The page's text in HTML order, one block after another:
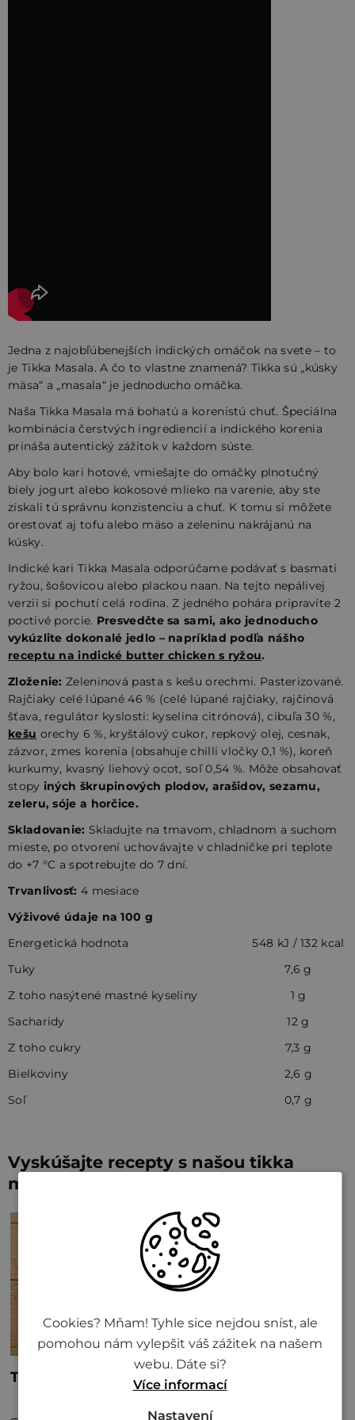
Jedna z najobľúbenejších indických omáčok na svete – to
je Tikka Masala. A čo to vlastne znamená? Tikka sú „kúsky
mäsa“ a „masala“ je jednoducho omáčka.
Naša Tikka Masala má bohatú a korenistú chuť. Špeciálna
kombinácia čerstvých ingrediencií a indického korenia
prináša autentický zážitok v každom súste.
Aby bolo kari hotové, vmiešajte do omáčky plnotučný
biely jogurt alebo kokosové mlieko na varenie, aby ste
získali tú správnu konzistenciu a chuť. K tomu si môžete
orestovať aj tofu alebo mäso a zeleninu nakrájanú na
kúsky.
Indické kari Tikka Masala odporúčame podávať s basmati
ryžou, šošovicou alebo plackou naan. Na tejto nepálivej
verzii si pochutí celá rodina. Z jedného pohára pripravíte 2
poctivé porcie. Presvedčte sa sami, ako jednoducho
vykúzlite dokonalé jedlo – napríklad podľa nášho
receptu na indické butter chicken s ryžou.
Zloženie: Zeleninová pasta s kešu orechmi. Pasterizované.
Rajčiaky celé lúpané 46 % (celé lúpané rajčiaky, rajčinová
šťava, regulátor kyslosti: kyselina citrónová), cibuľa 30 %,
kešu orechy 6 %, kryštálový cukor, repkový olej, cesnak,
zázvor, zmes korenia (obsahuje chilli vločky 0,1 %), koreň
kurkumy, kvasný liehový ocot, soľ 0,54 %. Môže obsahovať
stopy iných škrupinových plodov, arašidov, sezamu,
zeleru, sóje a horčice.
Skladovanie: Skladujte na tmavom, chladnom a suchom
mieste, po otvorení uchovávajte v chladničke pri teplote
do +7 °C a spotrebujte do 7 dní.
Trvanlivosť: 4 mesiace
Výživové údaje na 100 g
Energetická hodnota
548 kJ / 132 kcal
Tuky
7,6 g
Z toho nasýtené mastné kyseliny
1 g
Sacharidy
12 g
Z toho cukry
7,3 g
Bielkoviny
2,6 g
Soľ
0,7 g
Vyskúšajte recepty s našou tikka
masala kari omáčkou
Cookies? Mňam! Tyhle sice nejdou sníst, ale
pomohou nám vylepšit váš zážitek na našem
webu. Dáte si?
Více informací
Nastavení